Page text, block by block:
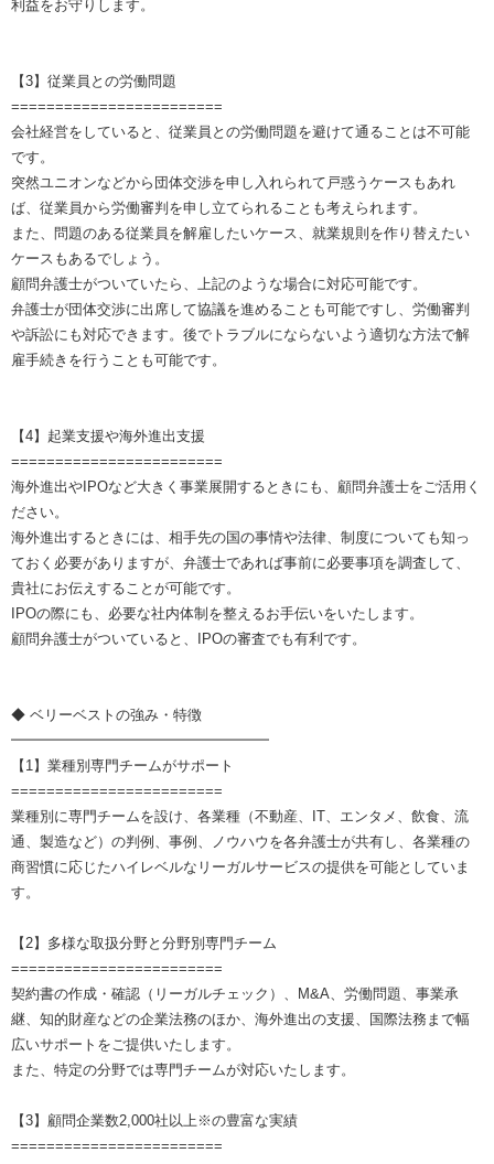
利益をお守りします。
【3】従業員との労働問題
========================
会社経営をしていると、従業員との労働問題を避けて通ることは不可能
です。
突然ユニオンなどから団体交渉を申し入れられて戸惑うケースもあれ
ば、従業員から労働審判を申し立てられることも考えられます。
また、問題のある従業員を解雇したいケース、就業規則を作り替えたい
ケースもあるでしょう。
顧問弁護士がついていたら、上記のような場合に対応可能です。
弁護士が団体交渉に出席して協議を進めることも可能ですし、労働審判
や訴訟にも対応できます。後でトラブルにならないよう適切な方法で解
雇手続きを行うことも可能です。
【4】起業支援や海外進出支援
========================
海外進出やIPOなど大きく事業展開するときにも、顧問弁護士をご活用く
ださい。
海外進出するときには、相手先の国の事情や法律、制度についても知っ
ておく必要がありますが、弁護士であれば事前に必要事項を調査して、
貴社にお伝えすることが可能です。
IPOの際にも、必要な社内体制を整えるお手伝いをいたします。
顧問弁護士がついていると、IPOの審査でも有利です。
◆ ベリーベストの強み・特徴
━━━━━━━━━━━━━━━━━━
【1】業種別専門チームがサポート
========================
業種別に専門チームを設け、各業種（不動産、IT、エンタメ、飲食、流
通、製造など）の判例、事例、ノウハウを各弁護士が共有し、各業種の
商習慣に応じたハイレベルなリーガルサービスの提供を可能としていま
す。
【2】多様な取扱分野と分野別専門チーム
========================
契約書の作成・確認（リーガルチェック）、M&A、労働問題、事業承
継、知的財産などの企業法務のほか、海外進出の支援、国際法務まで幅
広いサポートをご提供いたします。
また、特定の分野では専門チームが対応いたします。
【3】顧問企業数2,000社以上※の豊富な実績
========================